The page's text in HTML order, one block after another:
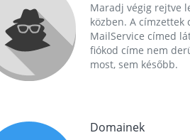
Maradj végig rejtve
közben. A címzettek
MailService címed
fiókod címe nem
most, sem később.
Domainek